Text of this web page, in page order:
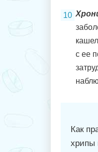
с ее
Как
хрипы